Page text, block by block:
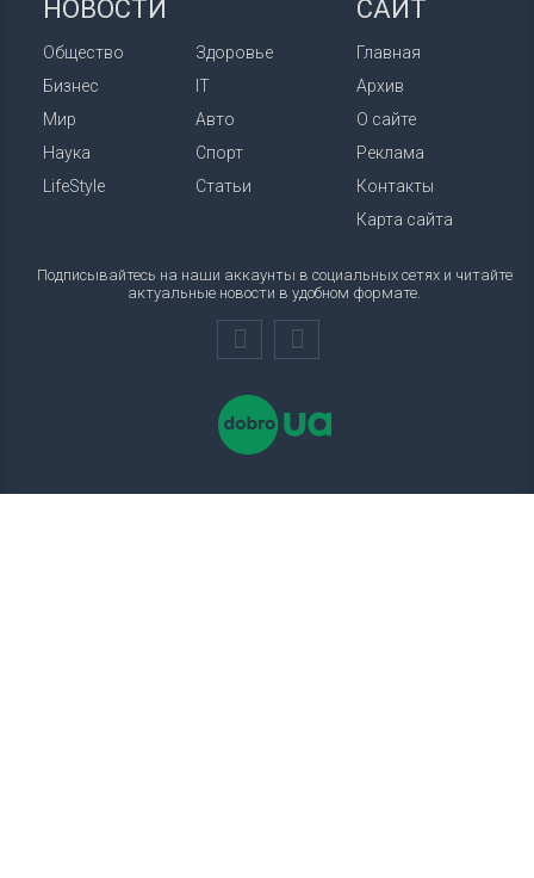
НОВОСТИ
Общество
Бизнес
Мир
Наука
LifeStyle
Здоровье
IT
Авто
Спорт
Статьи
САЙТ
Главная
Архив
О сайте
Реклама
Контакты
Карта сайта
Подписывайтесь на наши аккаунты в социальных сетях и читайте
актуальные новости в удобном формате.